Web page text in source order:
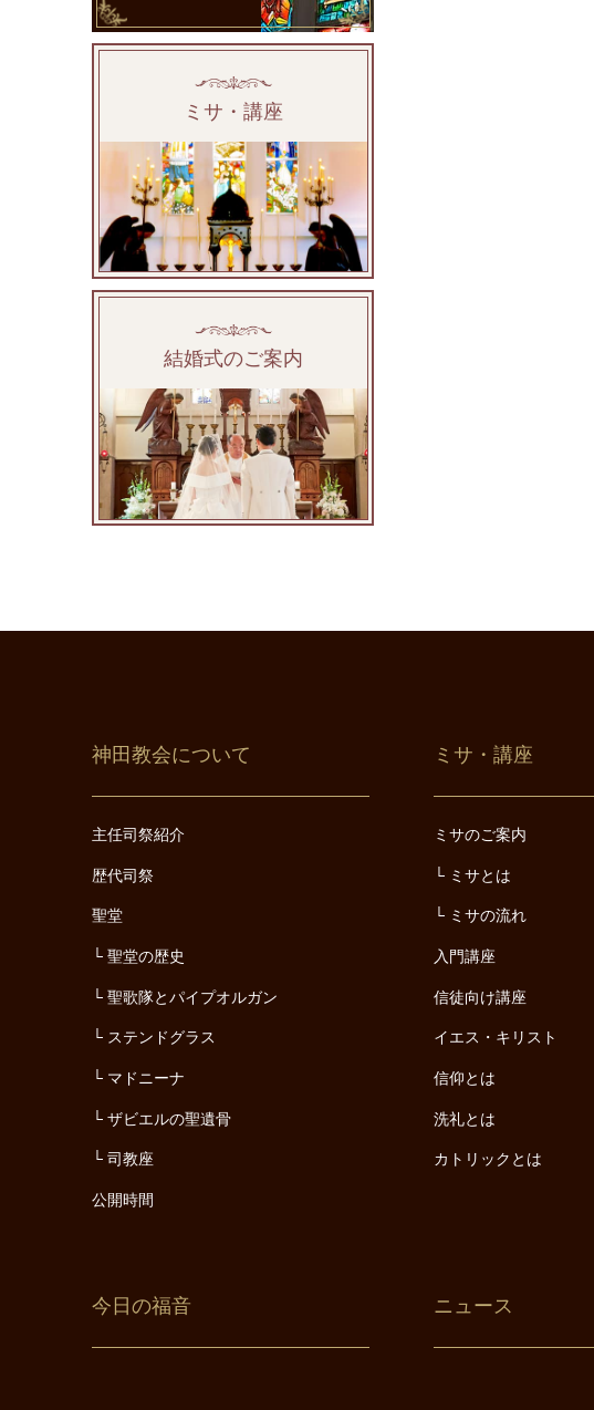
ミサ・講座
結婚式のご案内
神田教会について
主任司祭紹介
歴代司祭
聖堂
聖堂の歴史
聖歌隊とパイプオルガン
ステンドグラス
マドニーナ
ザビエルの聖遺骨
司教座
公開時間
ミサ・講座
ミサのご案内
ミサとは
ミサの流れ
入門講座
信徒向け講座
イエス・キリスト
信仰とは
洗礼とは
カトリックとは
今日の福音 ニュース